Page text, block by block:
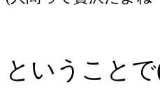
ということ